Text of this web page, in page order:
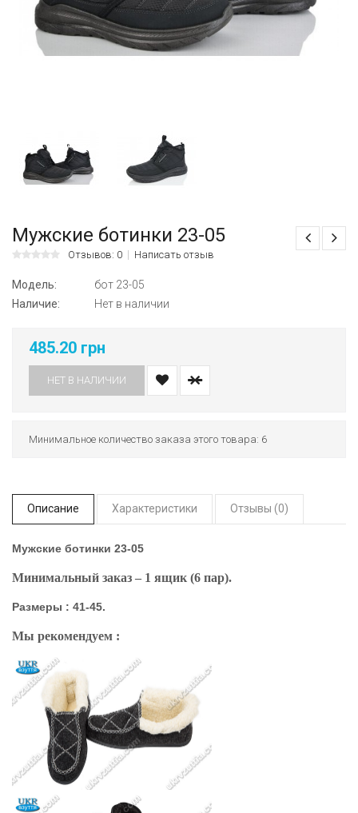
Мужские ботинки 23-05
Отзывов: 0 Написать отзыв
Модель:
бот 23-05
Наличие:
Нет в наличии
485.20 грн
НЕТ В НАЛИЧИИ
Минимальное количество заказа этого товара: 6
Описание Характеристики Отзывы (0)
Мужские ботинки 23-05
Минимальный заказ – 1 ящик (6 пар).
Размеры : 41-45.
Мы рекомендуем :